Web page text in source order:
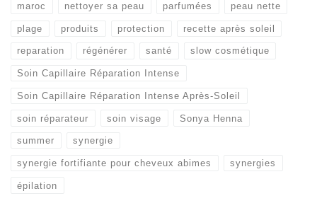
maroc nettoyer sa peau parfumées peau nette
plage produits protection recette après soleil
reparation régénérer santé slow cosmétique
Soin Capillaire Réparation Intense
Soin Capillaire Réparation Intense Après-Soleil
soin réparateur soin visage Sonya Henna
summer synergie
synergie fortifiante pour cheveux abimes synergies
épilation